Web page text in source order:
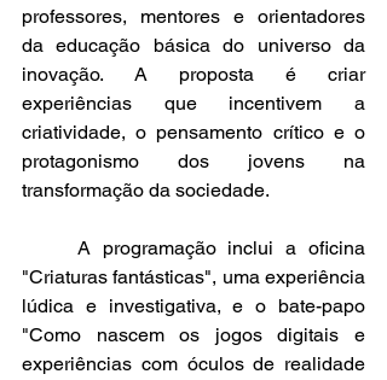
professores, mentores e orientadores
da educação básica do universo da
inovação. A proposta é criar
experiências que incentivem a
criatividade, o pensamento crítico e o
protagonismo dos jovens na
transformação da sociedade.
"Criaturas fantásticas", uma experiência
lúdica e investigativa, e o bate-papo
"Como nascem os jogos digitais e
experiências com óculos de realidade